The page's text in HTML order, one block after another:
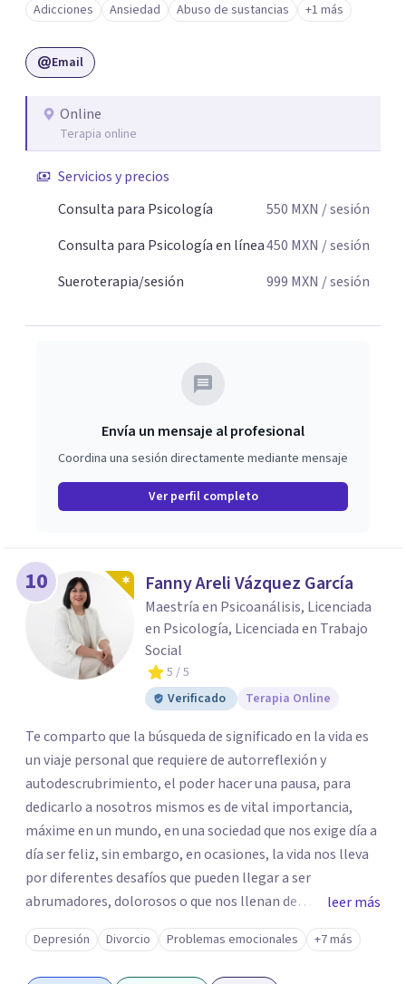
Adicciones Ansiedad Abuso de sustancias +1 más
Email
Online
Terapia online
Servicios y precios
Consulta para Psicología
550 MXN / sesión
Consulta para Psicología en línea450 MXN / sesión
Sueroterapia/sesión
999 MXN / sesión
Envía un mensaje al profesional
Coordina una sesión directamente mediante mensaje
Ver perfil completo
10 Fanny Areli Vázquez García
Maestría en Psicoanálisis, Licenciada
en Psicología, Licenciada en Trabajo
Social
5 / 5
Verificado
Terapia Online
Te comparto que la búsqueda de significado en la vida es
un viaje personal que requiere de autorreflexión y
autodescrubrimiento, el poder hacer una pausa, para
dedicarlo a nosotros mismos es de vital importancia,
máxime en un mundo, en una sociedad que nos exige día a
día ser feliz, sin embargo, en ocasiones, la vida nos lleva
por diferentes desafíos que pueden llegar a ser
abrumadores, dolorosos o que nos llenan de
preocupación al momento de tratar de resolverlos. Si
sientes que estos desafíos, dificultan tu vida, te invito a
que exploremos juntos las situaciones que estás viviendo
leer más
Depresión Divorcio Problemas emocionales +7 más